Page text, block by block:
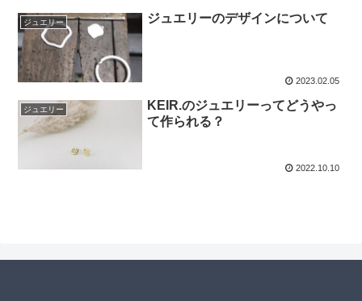
ジュエリー ジュエリーのデザインについて
2023.02.05
ジュエリー
KEIR.のジュエリーってどうやっ
て作られる？
2022.10.10